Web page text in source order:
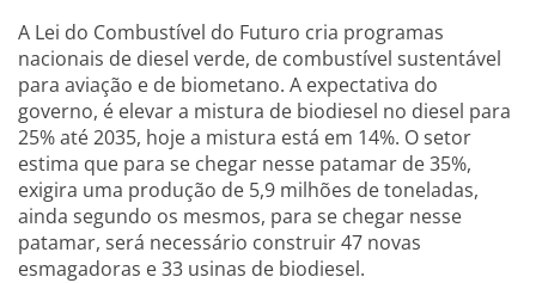
A Lei do Combustível do Futuro cria programas
nacionais de diesel verde, de combustível sustentável
para aviação e de biometano. A expectativa do
governo, é elevar a mistura de biodiesel no diesel para
25% até 2035, hoje a mistura está em 14%. O setor
estima que para se chegar nesse patamar de 35%,
exigira uma produção de 5,9 milhões de toneladas,
ainda segundo os mesmos, para se chegar nesse
patamar, será necessário construir 47 novas
esmagadoras e 33 usinas de biodiesel.